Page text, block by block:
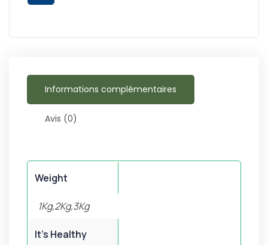
Informations complémentaires
Avis (0)
Weight
1Kg,2Kg,3Kg
It's Healthy